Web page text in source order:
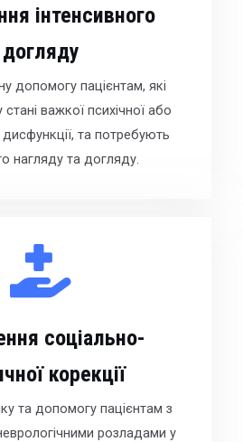
інтенсивного
догляду
допомогу пацієнтам, які
важкої психічної або
дисфункції, та потребують
нагляду та догляду.
соціально-
корекції
та допомогу пацієнтам з
розладами у